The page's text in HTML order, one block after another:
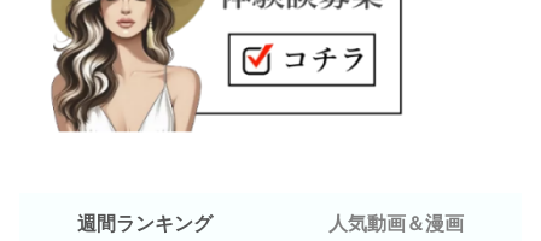
週間ランキング 人気動画＆漫画